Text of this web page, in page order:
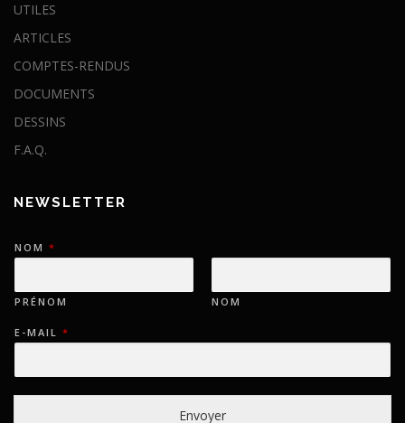
UTILES
ARTICLES
COMPTES-RENDUS
DOCUMENTS
DESSINS
F.A.Q.
NEWSLETTER
NOM *
PRÉNOM NOM
E-MAIL *
Envoyer